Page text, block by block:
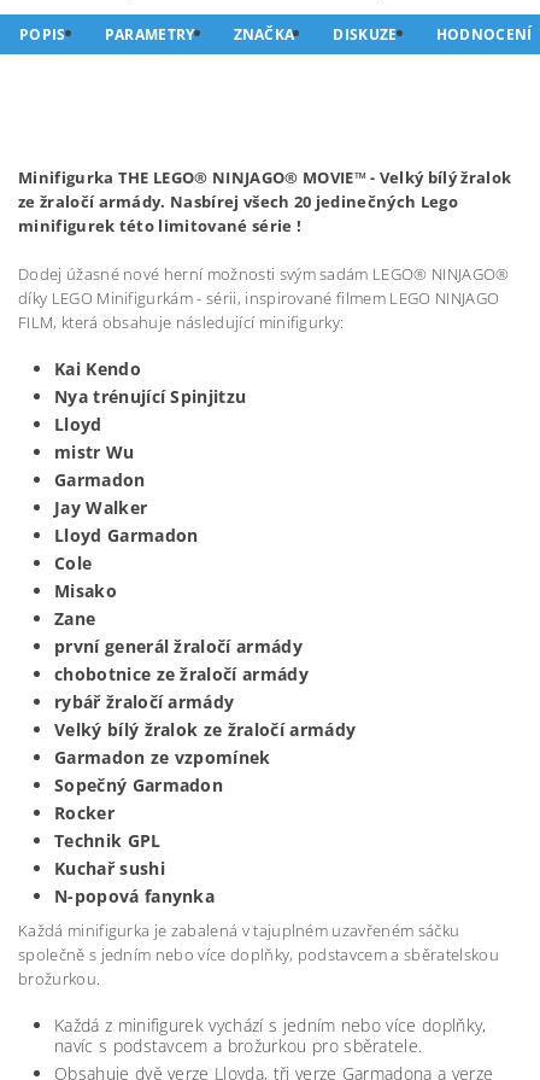
POPIS PARAMETRY ZNAČKA DISKUZE HODNOCENÍ
Minifigurka THE LEGO® NINJAGO® MOVIE™ - Velký bílý žralok
ze žraločí armády. Nasbírej všech 20 jedinečných Lego
minifigurek této limitované série !
Dodej úžasné nové herní možnosti svým sadám LEGO® NINJAGO®
díky LEGO Minifigurkám - sérii, inspirované filmem LEGO NINJAGO
FILM, která obsahuje následující minifigurky:
Kai Kendo
Nya trénující Spinjitzu
Lloyd
mistr Wu
Garmadon
Jay Walker
Lloyd Garmadon
Cole
Misako
Zane
první generál žraločí armády
chobotnice ze žraločí armády
rybář žraločí armády
Velký bílý žralok ze žraločí armády
Garmadon ze vzpomínek
Sopečný Garmadon
Rocker
Technik GPL
Kuchař sushi
N-popová fanynka
Každá minifigurka je zabalená v tajuplném uzavřeném sáčku
společně s jedním nebo více doplňky, podstavcem a sběratelskou
brožurkou.
Každá z minifigurek vychází s jedním nebo více doplňky,
navíc s podstavcem a brožurkou pro sběratele.
Obsahuje dvě verze Lloyda, tři verze Garmadona a verze